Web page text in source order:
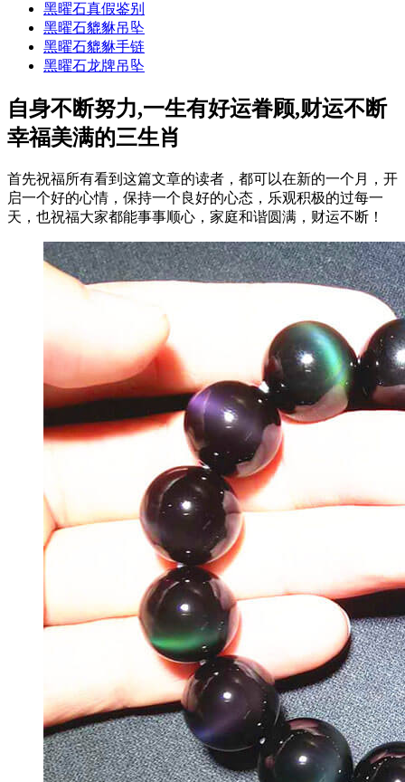
黑曜石真假鉴别
黑曜石貔貅吊坠
黑曜石貔貅手链
黑曜石龙牌吊坠
自身不断努力,一生有好运眷顾,财运不断
幸福美满的三生肖
首先祝福所有看到这篇文章的读者，都可以在新的一个月，开
启一个好的心情，保持一个良好的心态，乐观积极的过每一
天，也祝福大家都能事事顺心，家庭和谐圆满，财运不断！